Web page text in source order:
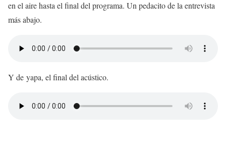
en el aire hasta el final del programa. Un pedacito de la entrevista
más abajo.
Y de yapa, el final del acústico.